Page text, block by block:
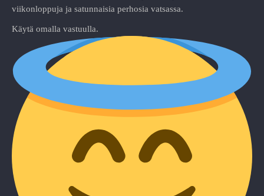
viikonloppuja ja satunnaisia perhosia vatsassa.
Käytä omalla vastuulla.